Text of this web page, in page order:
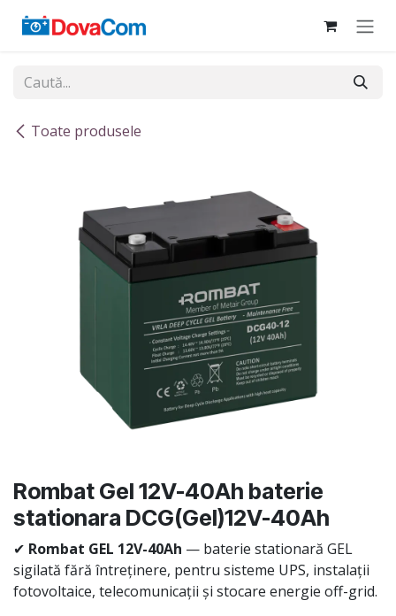
Toate produsele
Rombat Gel 12V-40Ah baterie
stationara DCG(Gel)12V-40Ah
✔ Rombat GEL 12V-40Ah — baterie stationară GEL
sigilată fără întreținere, pentru sisteme UPS, instalații
fotovoltaice, telecomunicații și stocare energie off-grid.